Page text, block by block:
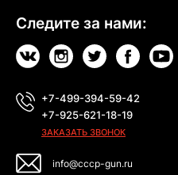
Следите за нами:
+7-499-394-59-42
+7-925-621-18-19
ЗАКАЗАТЬ ЗВОНОК
info@cccp-gun.ru